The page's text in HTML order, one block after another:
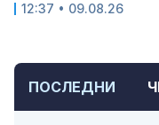
ПОСЛЕДНИ
12:37 • 09.08.26